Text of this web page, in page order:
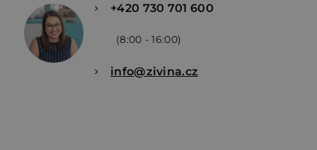
+420 730 701 600
(8:00 - 16:00)
info@zivina.cz